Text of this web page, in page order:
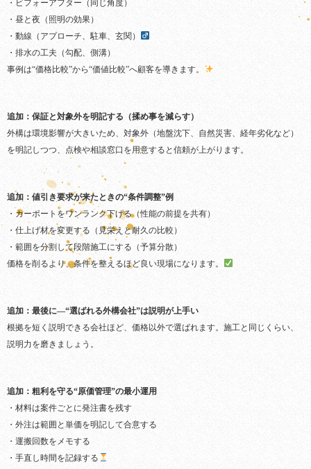
・ビフォーアフター（同じ角度）
・昼と夜（照明の効果）
・動線（アプローチ、駐車、玄関）‍
・排水の工夫（勾配、側溝）
事例は“価格比較”から“価値比較”へ顧客を導きます。
追加：保証と対象外を明記する（揉め事を減らす）
外構は環境影響が大きいため、対象外（地盤沈下、自然災害、経年劣化など）
を明記しつつ、点検や相談窓口を用意すると信頼が上がります。
追加：値引き要求が来たときの“条件調整”例
・カーポートをワンランク下げる（性能の前提を共有）
・仕上げ材を変更する（見栄えと耐久の比較）
・範囲を分割して段階施工にする（予算分散）
価格を削るより、条件を整えるほど良い現場になります。
追加：最後に—“選ばれる外構会社”は説明が上手い
根拠を短く説明できる会社ほど、価格以外で選ばれます。施工と同じくらい、
説明力を磨きましょう。
追加：粗利を守る“原価管理”の最小運用
・材料は案件ごとに発注書を残す
・外注は範囲と単価を明記して合意する
・運搬回数をメモする
・手直し時間を記録する